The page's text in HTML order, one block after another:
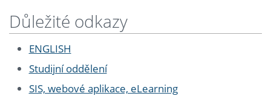
Důležité odkazy
ENGLISH
Studijní oddělení
SIS, webové aplikace, eLearning